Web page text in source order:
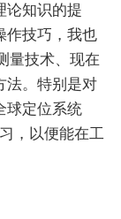
知识的提
作技巧，我也
量技术、现在
法。特别是对
球定位系统
，以便能在工